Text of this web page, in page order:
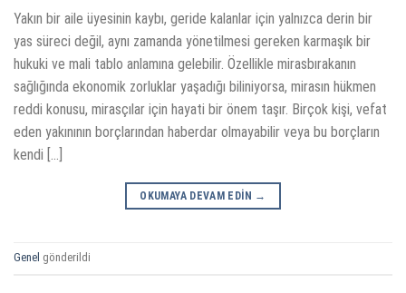
Yakın bir aile üyesinin kaybı, geride kalanlar için yalnızca derin bir
yas süreci değil, aynı zamanda yönetilmesi gereken karmaşık bir
hukuki ve mali tablo anlamına gelebilir. Özellikle mirasbırakanın
sağlığında ekonomik zorluklar yaşadığı biliniyorsa, mirasın hükmen
reddi konusu, mirasçılar için hayati bir önem taşır. Birçok kişi, vefat
eden yakınının borçlarından haberdar olmayabilir veya bu borçların
kendi […]
OKUMAYA DEVAM EDIN →
Genel gönderildi